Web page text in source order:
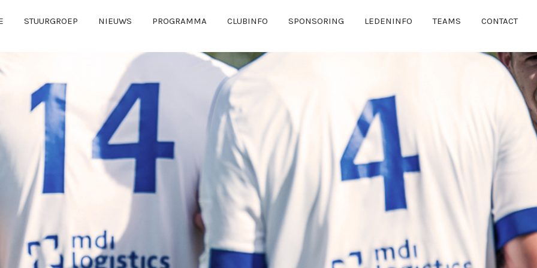
STUURGROEP NIEUWS PROGRAMMA CLUBINFO SPONSORING LEDENINFO TEAMS CONTACT